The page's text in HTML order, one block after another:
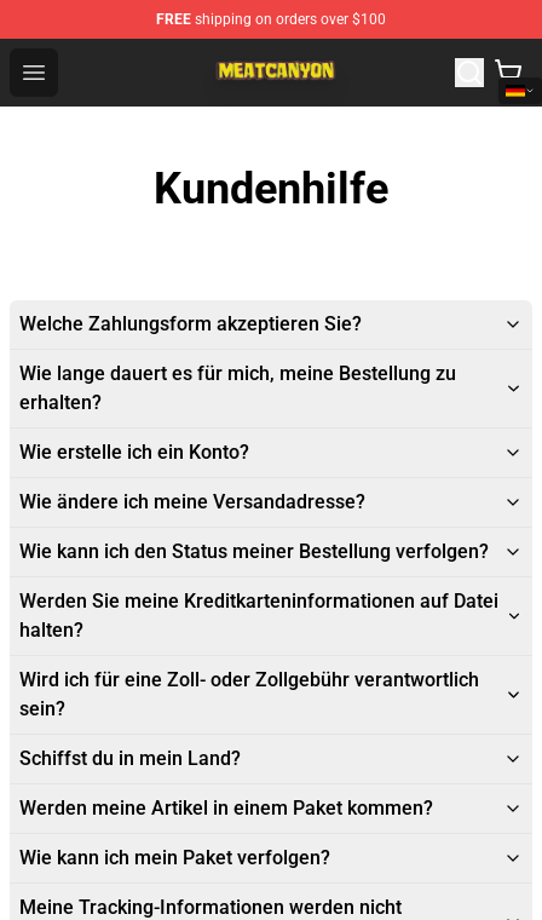
FREE shipping on orders over $100
Open menu
MeatCanyon Shop - Official MeatCanyon Merchandise
Kundenhilfe
Welche Zahlungsform akzeptieren Sie?
Wie lange dauert es für mich, meine Bestellung zu
erhalten?
Wie erstelle ich ein Konto?
Wie ändere ich meine Versandadresse?
Wie kann ich den Status meiner Bestellung verfolgen?
Werden Sie meine Kreditkarteninformationen auf Datei
halten?
Wird ich für eine Zoll- oder Zollgebühr verantwortlich
sein?
Schiffst du in mein Land?
Werden meine Artikel in einem Paket kommen?
Wie kann ich mein Paket verfolgen?
Meine Tracking-Informationen werden nicht